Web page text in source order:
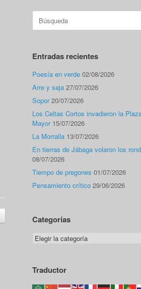
Buscar:
Entradas recientes
Poesía en verde 02/08/2026
Arre y saja 27/07/2026
Sopor 20/07/2026
Los Celtas Cortos invadieron la
Mayor 15/07/2026
La Morralla 13/07/2026
En tierras de Jábaga volaron los
08/07/2026
Tiempo de pregones 01/07/2026
Pensamiento crítico 29/06/2026
Categorías
Categorías
Traductor